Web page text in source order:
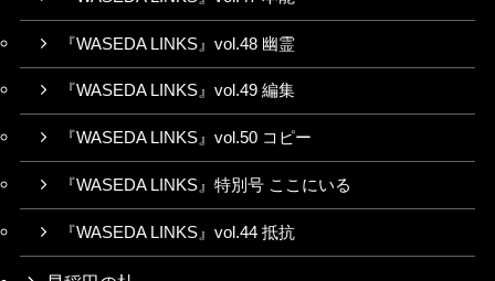
『WASEDA LINKS』vol.48 幽霊
『WASEDA LINKS』vol.49 編集
『WASEDA LINKS』vol.50 コピー
『WASEDA LINKS』特別号 ここにいる
『WASEDA LINKS』vol.44 抵抗